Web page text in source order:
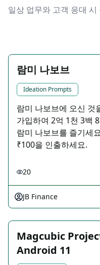
일상 업무와 고객 응대
람미 나보브
Ideation Prompts
람미 나보브에 오신 것
가입하여 2억 1천 3백
람미 나보브를 즐기세
₹100을 인출하세요.
20
JB Finance
Magcubic
Android 11